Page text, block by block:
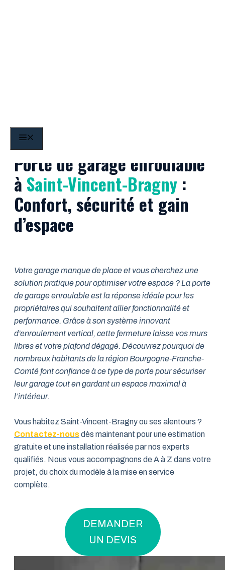
Porte de garage enroulable
à Saint-Vincent-Bragny :
Confort, sécurité et gain
d’espace
Votre garage manque de place et vous cherchez une
solution pratique pour optimiser votre espace ? La porte
de garage enroulable est la réponse idéale pour les
propriétaires qui souhaitent allier fonctionnalité et
performance. Grâce à son système innovant
d’enroulement vertical, cette fermeture laisse vos murs
libres et votre plafond dégagé. Découvrez pourquoi de
nombreux habitants de la région Bourgogne-Franche-
Comté font confiance à ce type de porte pour sécuriser
leur garage tout en gardant un espace maximal à
l’intérieur.
Vous habitez Saint-Vincent-Bragny ou ses alentours ?
Contactez-nousdès maintenant pour une estimation
gratuite et une installation réalisée par nos experts
qualifiés. Nous vous accompagnons de A à Z dans votre
projet, du choix du modèle à la mise en service
complète.
DEMANDER
UN DEVIS